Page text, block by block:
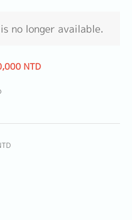
no longer available.
NTD